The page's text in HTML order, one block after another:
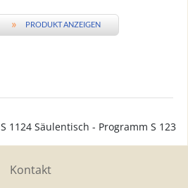
» PRODUKT ANZEIGEN
S 1124 Säulentisch - Programm S 123
Kontakt